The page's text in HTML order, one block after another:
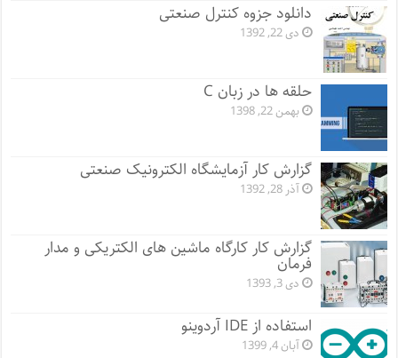
دانلود جزوه کنترل صنعتی
دی 22, 1392
حلقه ها در زبان C
بهمن 22, 1398
گزارش کار آزمایشگاه الکترونیک صنعتی
آذر 28, 1392
گزارش کار کارگاه ماشین های الکتریکی و مدار
فرمان
دی 3, 1393
استفاده از IDE آردوینو
آبان 4, 1399